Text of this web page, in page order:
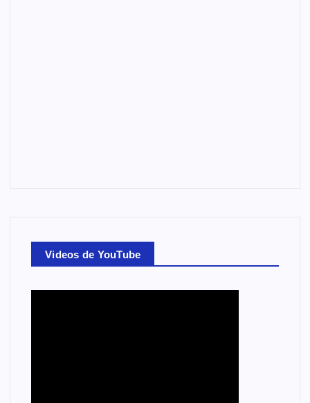
Videos de YouTube